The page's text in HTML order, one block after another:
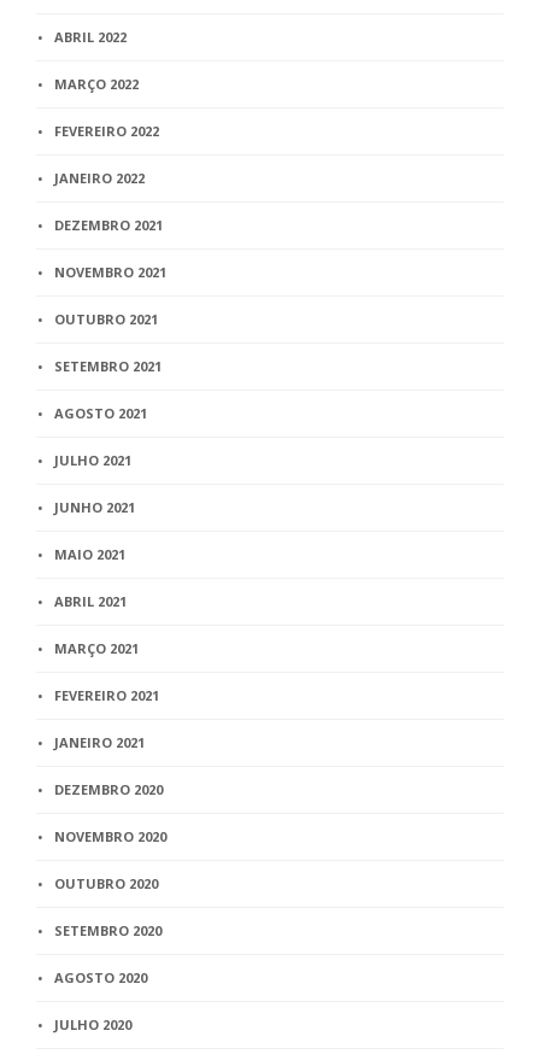
ABRIL 2022
MARÇO 2022
FEVEREIRO 2022
JANEIRO 2022
DEZEMBRO 2021
NOVEMBRO 2021
OUTUBRO 2021
SETEMBRO 2021
AGOSTO 2021
JULHO 2021
JUNHO 2021
MAIO 2021
ABRIL 2021
MARÇO 2021
FEVEREIRO 2021
JANEIRO 2021
DEZEMBRO 2020
NOVEMBRO 2020
OUTUBRO 2020
SETEMBRO 2020
AGOSTO 2020
JULHO 2020